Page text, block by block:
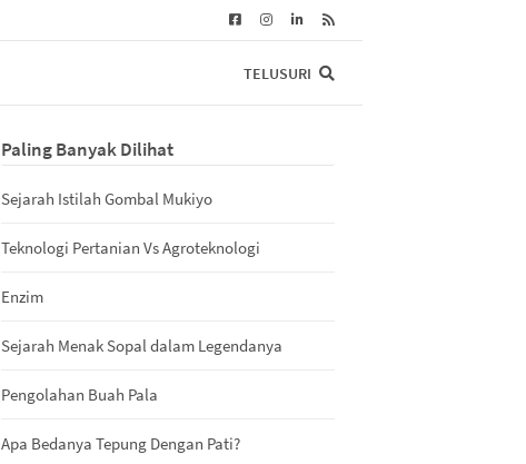
TELUSURI
Paling Banyak Dilihat
Sejarah Istilah Gombal Mukiyo
Teknologi Pertanian Vs Agroteknologi
Enzim
Sejarah Menak Sopal dalam Legendanya
Pengolahan Buah Pala
Apa Bedanya Tepung Dengan Pati?